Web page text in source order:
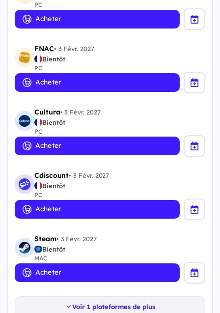
PC
Acheter
FNAC• 3 Févr. 2027
Bientôt
PC
Acheter
Cultura•3 Févr. 2027
Bientôt
PC
Acheter
Cdiscount•3 Févr. 2027
Bientôt
PC
Acheter
Steam• 3 Févr. 2027
Bientôt
MAC
Acheter
Voir 1 plateformes de plus